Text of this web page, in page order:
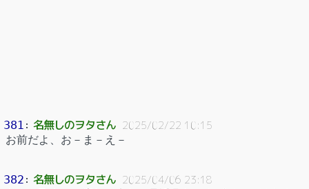
381 ： 名無しのヲタさん 2025/02/22 10:15
お前だよ、お－ま－え－
382 ： 名無しのヲタさん 2025/04/06 23:18